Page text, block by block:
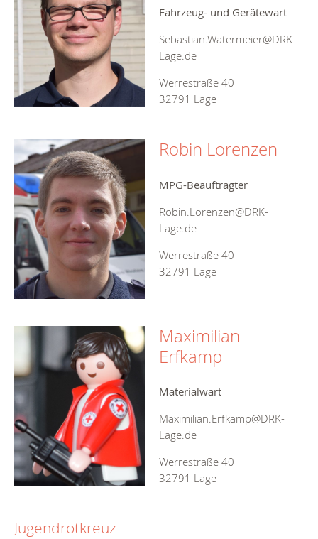
Fahrzeug- und Gerätewart
Sebastian.Watermeier@DRK-
Lage.de
Werrestraße 40
32791 Lage
Robin Lorenzen
MPG-Beauftragter
Robin.Lorenzen@DRK-
Lage.de
Werrestraße 40
32791 Lage
Maximilian
Erfkamp
Materialwart
Maximilian.Erfkamp@DRK-
Lage.de
Werrestraße 40
32791 Lage
Jugendrotkreuz